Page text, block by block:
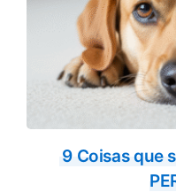
9 Coisas que